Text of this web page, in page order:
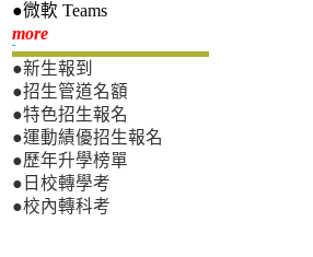
●微軟 Teams
more新生專區
●新生報到
●招生管道名額
●特色招生報名
●運動績優招生報名
●歷年升學榜單
●日校轉學考
●校內轉科考